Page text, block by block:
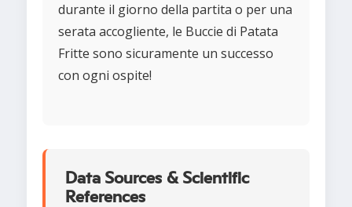
durante il giorno della partita o per una
serata accogliente, le Buccie di Patata
Fritte sono sicuramente un successo
con ogni ospite!
Data Sources & Scientific
References